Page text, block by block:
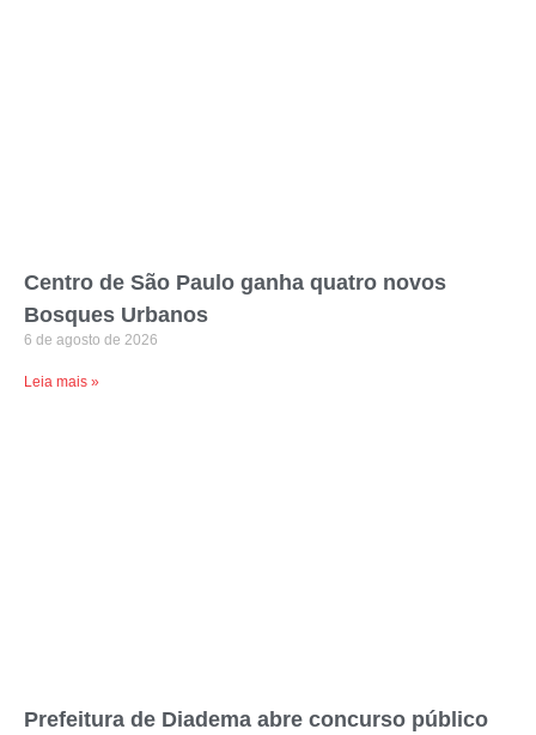
Centro de São Paulo ganha quatro novos
Bosques Urbanos
6 de agosto de 2026
Leia mais »
Prefeitura de Diadema abre concurso público